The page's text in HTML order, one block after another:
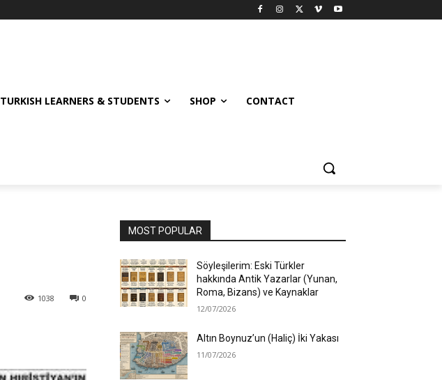
TURKISH LEARNERS & STUDENTS SHOP CONTACT
0
1038
MOST POPULAR
Söyleşilerim: Eski Türkler
hakkında Antik Yazarlar (Yunan,
Roma, Bizans) ve Kaynaklar
12/07/2026
Altın Boynuz’un (Haliç) İki Yakası
11/07/2026